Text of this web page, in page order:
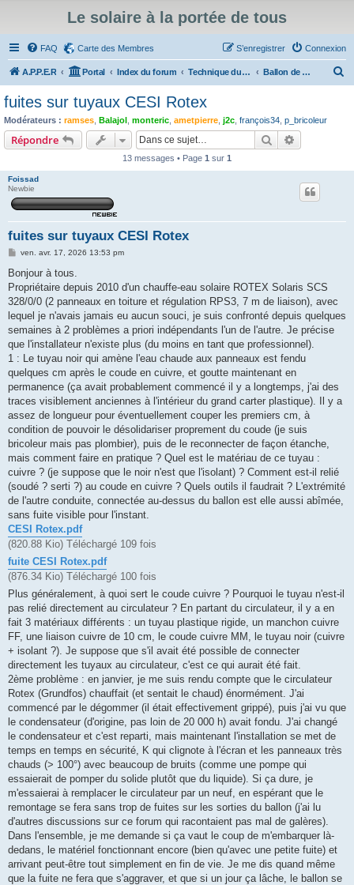
Le solaire à la portée de tous
FAQ Carte des Membres Connexion
S’enregistrer
A.P.P.E.R Portal Index du forum Technique du Solaire Thermique Ballon de stockage et réserves à eau morte
e
fuites sur tuyaux CESI Rotex
Modérateurs : ramses Balajol monteric ametpierre j2c françois34 p_bricoleur
Répondre Rechercher
13 messages • Page 1 sur 1
Foissad
Newbie
fuites sur tuyaux CESI Rotex
M
s
a
g
ven. avr. 17, 2026 13:53 pm
Bonjour à tous.
Propriétaire depuis 2010 d'un chauffe-eau solaire ROTEX Solaris SCS
328/0/0 (2 panneaux en toiture et régulation RPS3, 7 m de liaison), avec
lequel je n'avais jamais eu aucun souci, je suis confronté depuis quelques
semaines à 2 problèmes a priori indépendants l'un de l'autre. Je précise
que l'installateur n'existe plus (du moins en tant que professionnel).
1 : Le tuyau noir qui amène l'eau chaude aux panneaux est fendu
quelques cm après le coude en cuivre, et goutte maintenant en
permanence (ça avait probablement commencé il y a longtemps, j'ai des
traces visiblement anciennes à l'intérieur du grand carter plastique). Il y a
assez de longueur pour éventuellement couper les premiers cm, à
condition de pouvoir le désolidariser proprement du coude (je suis
bricoleur mais pas plombier), puis de le reconnecter de façon étanche,
mais comment faire en pratique ? Quel est le matériau de ce tuyau :
cuivre ? (je suppose que le noir n'est que l'isolant) ? Comment est-il relié
(soudé ? serti ?) au coude en cuivre ? Quels outils il faudrait ? L'extrémité
de l'autre conduite, connectée au-dessus du ballon est elle aussi abîmée,
sans fuite visible pour l'instant.
CESI Rotex.pdf
(820.88 Kio) Téléchargé 109 fois
fuite CESI Rotex.pdf
(876.34 Kio) Téléchargé 100 fois
Plus généralement, à quoi sert le coude cuivre ? Pourquoi le tuyau n'est-il
pas relié directement au circulateur ? En partant du circulateur, il y a en
fait 3 matériaux différents : un tuyau plastique rigide, un manchon cuivre
FF, une liaison cuivre de 10 cm, le coude cuivre MM, le tuyau noir (cuivre
+ isolant ?). Je suppose que s'il avait été possible de connecter
directement les tuyaux au circulateur, c'est ce qui aurait été fait.
2ème problème : en janvier, je me suis rendu compte que le circulateur
Rotex (Grundfos) chauffait (et sentait le chaud) énormément. J'ai
commencé par le dégommer (il était effectivement grippé), puis j'ai vu que
le condensateur (d'origine, pas loin de 20 000 h) avait fondu. J'ai changé
le condensateur et c'est reparti, mais maintenant l'installation se met de
temps en temps en sécurité, K qui clignote à l'écran et les panneaux très
chauds (> 100°) avec beaucoup de bruits (comme une pompe qui
essaierait de pomper du solide plutôt que du liquide). Si ça dure, je
m'essaierai à remplacer le circulateur par un neuf, en espérant que le
remontage se fera sans trop de fuites sur les sorties du ballon (j'ai lu
d'autres discussions sur ce forum qui racontaient pas mal de galères).
Dans l'ensemble, je me demande si ça vaut le coup de m'embarquer là-
dedans, le matériel fonctionnant encore (bien qu'avec une petite fuite) et
arrivant peut-être tout simplement en fin de vie. Je me dis quand même
que la fuite ne fera que s'aggraver, et que si un jour ça lâche, le ballon se